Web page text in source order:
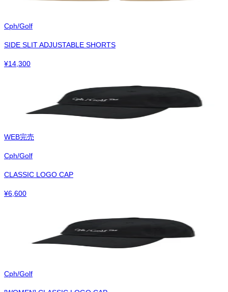
Cph/Golf
SIDE SLIT ADJUSTABLE SHORTS
¥14,300
WEB完売
Cph/Golf
CLASSIC LOGO CAP
¥6,600
Cph/Golf